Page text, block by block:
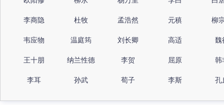
李商隐 杜牧 孟浩然 元稹 柳
韦应物 温庭筠 刘长卿 高适 魏
王十朋 纳兰性德 李贺 屈原 韩
李耳 孙武 荀子 李斯 孔